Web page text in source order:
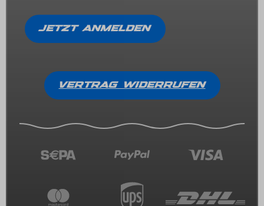
JETZT ANMELDEN
VERTRAG WIDERRUFEN